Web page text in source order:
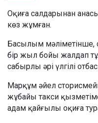
Оқиға салдарынан
көз жұмған.
Басылым мәліметінше,
бір жыл бойы жалдап
сабырлы әрі үлгілі
Марқұм әйел
жұбайы такси
адам қайғылы оқиға